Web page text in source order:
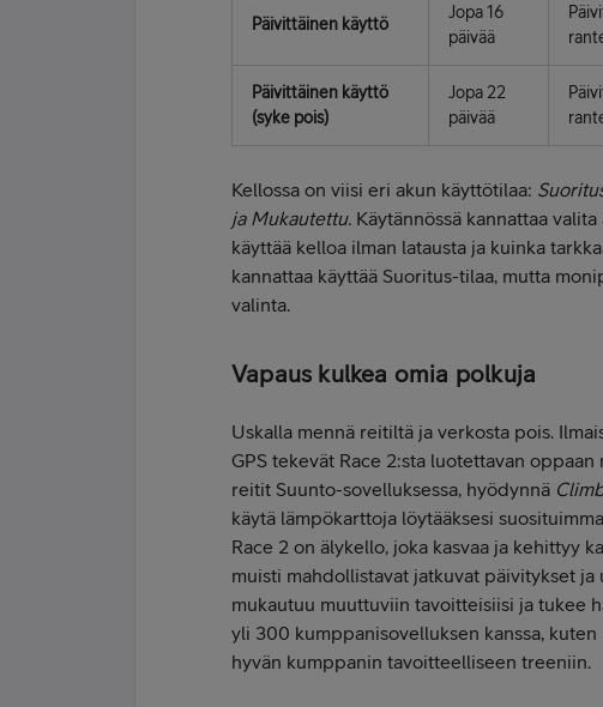
Päivittäinen käyttö
Jopa 16
päivää
Päivittäinen käyttö
(syke pois)
Jopa 22
päivää
Kellossa on viisi eri akun käyttötilaa:
ja Mukautettu. Käytännössä kannattaa
käyttää kelloa ilman latausta ja kuinka
kannattaa käyttää Suoritus-tilaa, mutta
valinta.
Vapaus kulkea omia polkuja
Uskalla mennä reitiltä ja verkosta pois.
GPS tekevät Race 2:sta luotettavan
reitit Suunto-sovelluksessa, hyödynnä
käytä lämpökarttoja löytääksesi
Race 2 on älykello, joka kasvaa ja kehittyy
muisti mahdollistavat jatkuvat päivitykset
mukautuu muuttuviin tavoitteisiisi ja tukee
yli 300 kumppanisovelluksen kanssa, kuten
hyvän kumppanin tavoitteelliseen treeniin.